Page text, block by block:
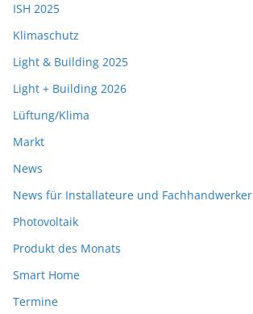
ISH 2025
Klimaschutz
Light & Building 2025
Light + Building 2026
Lüftung/Klima
Markt
News
News für Installateure und Fachhandwerker
Photovoltaik
Produkt des Monats
Smart Home
Termine